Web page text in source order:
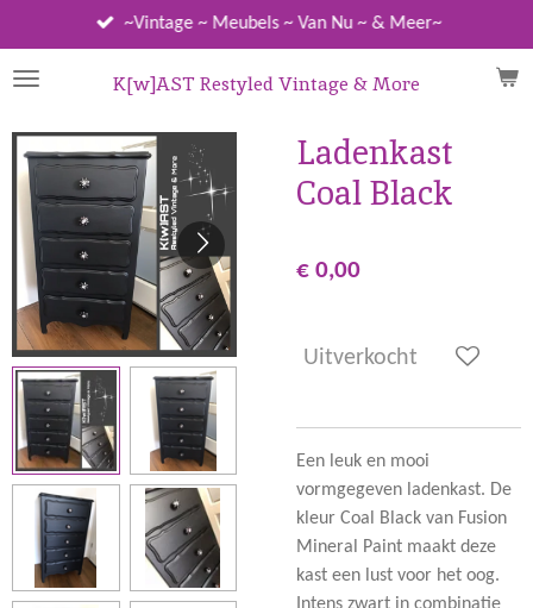
direct
naar
hoofdinhoud
K[w]AST Restyled Vintage & More
~Vintage ~ Meubels ~ Van Nu ~ & Meer~
Ladenkast
Coal Black
€ 0,00
Uitverkocht
Een leuk en mooi
vormgegeven ladenkast. De
kleur Coal Black van Fusion
Mineral Paint maakt deze
kast een lust voor het oog.